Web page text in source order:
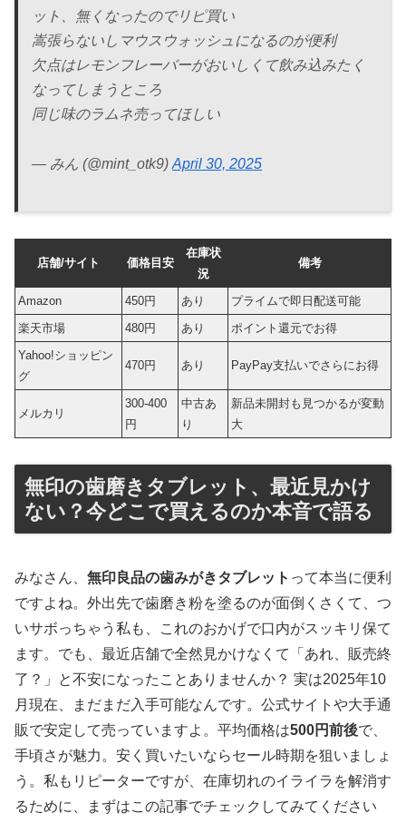
ット、無くなったのでリピ買い
嵩張らないしマウスウォッシュになるのが便利
欠点はレモンフレーバーがおいしくて飲み込みたく
なってしまうところ
同じ味のラムネ売ってほしい
— みん (@mint_otk9) April 30, 2025
店舗/サイト 価格目安
在庫状
況
備考
Amazon 450円 あり
プライムで即日配送可能
楽天市場
480円 あり
ポイント還元でお得
Yahoo!ショッピン
グ
470円 あり PayPay支払いでさらにお得
メルカリ
300-400
円
中古あ
り
新品未開封も見つかるが変動
大
無印の歯磨きタブレット、最近見かけ
ない？今どこで買えるのか本音で語る
みなさん、 無印良品の歯みがきタブレット って本当に便利
ですよね。外出先で歯磨き粉を塗るのが面倒くさくて、つ
いサボっちゃう私も、これのおかげで口内がスッキリ保て
ます。でも、最近店舗で全然見かけなくて「あれ、販売終
了？」と不安になったことありませんか？ 実は2025年10
月現在、まだまだ入手可能なんです。公式サイトや大手通
販で安定して売っていますよ。平均価格は500円前後で、
手頃さが魅力。安く買いたいならセール時期を狙いましょ
う。私もリピーターですが、在庫切れのイライラを解消す
るために、まずはこの記事でチェックしてみてください